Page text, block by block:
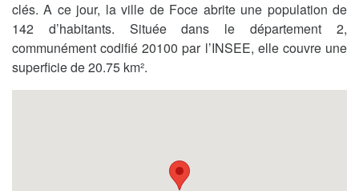
clés. A ce jour, la ville de Foce abrite une population de
142 d’habitants. Située dans le département 2,
communément codifié 20100 par l’INSEE, elle couvre une
superficie de 20.75 km².